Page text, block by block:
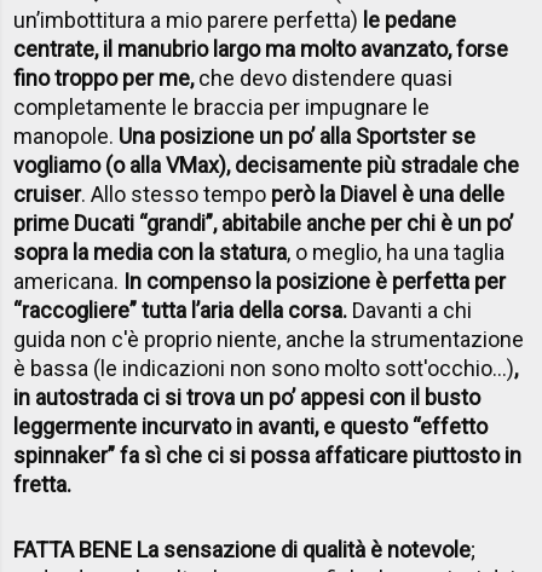
un’imbottitura a mio parere perfetta) le pedane
centrate, il manubrio largo ma molto avanzato, forse
fino troppo per me,che devo distendere quasi
completamente le braccia per impugnare le
manopole. Una posizione un po’ alla Sportster se
vogliamo (o alla VMax), decisamente più stradale che
cruiser. Allo stesso tempo però la Diavel è una delle
prime Ducati “grandi”, abitabile anche per chi è un po’
sopra la media con la statura, o meglio, ha una taglia
americana. In compenso la posizione è perfetta per
“raccogliere” tutta l’aria della corsa. Davanti a chi
guida non c'è proprio niente, anche la strumentazione
è bassa (le indicazioni non sono molto sott'occhio...),
in autostrada ci si trova un po’ appesi con il busto
leggermente incurvato in avanti, e questo “effetto
spinnaker” fa sì che ci si possa affaticare piuttosto in
fretta.
FATTA BENE La sensazione di qualità è notevole;